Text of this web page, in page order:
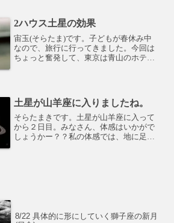
となります。15年間...
2ハウス土星の効果
宙玉(そらたま)です。子どもが春休み中
なので、旅行に行ってきました。今回は
ちょっと奮発して、東京は青山のホテル
スホテルだし、あんまり...
土星が山羊座に入りましたね。
そらたまきです。土星が山羊座に入って
から２日目。みなさん、体感はいかがで
しょうかー？？私の体感では、地に足つ
8/22 具体的に形にしていく獅子座の新月